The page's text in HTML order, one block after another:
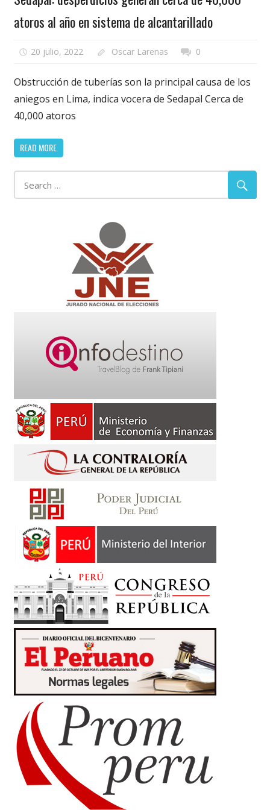
atoros al año en sistema de alcantarillado
20 julio, 2022 Oscar Larenas 0
Obstrucción de tuberías son la principal causa de los
aniegos en Lima, indica vocera de Sedapal Cerca de
40,000 atoros
READ MORE